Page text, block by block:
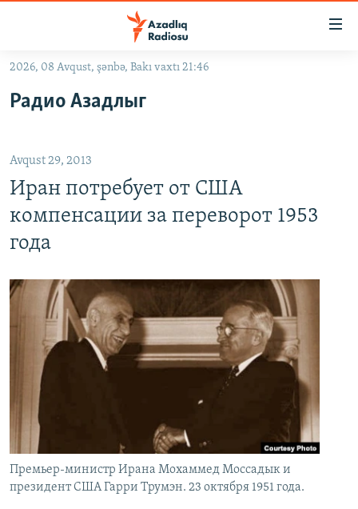
Əsas
qayıt
qayıt
Axtarışa
#İZAHLA
#ƏSLINDƏ
FƏRQƏ BAX
MULTIMEDIA
VIDEO
FOTOQALEREYA
İNFOQRAFIKA
KARIKATURA
RADIO ARXIV
OXU ZALI
AZƏRBAYCAN ƏDƏBIYYATI KITABXANASI
İSLAM VƏ DEMOKRATIYA
İZ - MƏDƏNIYYƏT PROQRAMI
HAQQIMIZDA
MISSIYAMIZ
PEŞƏ ETIKASI VƏ JURNALISTIKA STANDARTLARIMIZ
MATERIALLARIMIZDAN ISTIFADƏ
BIZIMLƏ ƏLAQƏ
BIZI IZLƏ
RFE/RL-in bütün saytları
2026, 08 Avqust, şənbə, Bakı vaxtı 21:46
Радио Азадлыг
Avqust 29, 2013
Иран потребует от США
компенсации за переворот 1953
года
Премьер-министр Ирана Мохаммед Моссадык и
президент США Гарри Трумэн. 23 октября 1951 года.